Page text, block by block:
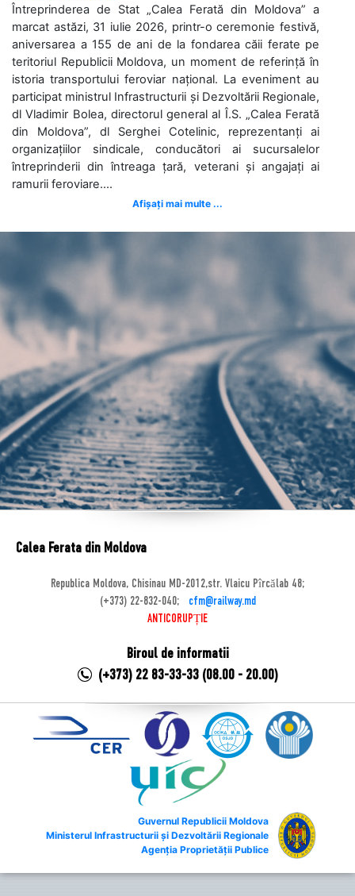
Întreprinderea de Stat „Calea Ferată din Moldova” a
marcat astăzi, 31 iulie 2026, printr-o ceremonie festivă,
aniversarea a 155 de ani de la fondarea căii ferate pe
teritoriul Republicii Moldova, un moment de referință în
istoria transportului feroviar național. La eveniment au
participat ministrul Infrastructurii și Dezvoltării Regionale,
dl Vladimir Bolea, directorul general al Î.S. „Calea Ferată
din Moldova”, dl Serghei Cotelinic, reprezentanți ai
organizațiilor sindicale, conducători ai sucursalelor
întreprinderii din întreaga țară, veterani și angajați ai
ramurii feroviare....
Afișați mai multe ...
Calea Ferata din Moldova
Republica Moldova, Chisinau MD-2012,str. Vlaicu Pîrcălab 48;
(+373) 22-832-040;
cfm@railway.md
ANTICORUPȚIE
Biroul de informatii
(+373) 22 83-33-33 (08.00 - 20.00)
Guvernul Republicii Moldova
Ministerul Infrastructurii și Dezvoltării Regionale
Agenția Proprietății Publice